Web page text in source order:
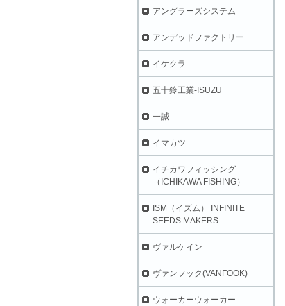
アングラーズシステム
アンデッドファクトリー
イケクラ
五十鈴工業-ISUZU
一誠
イマカツ
イチカワフィッシング
（ICHIKAWA FISHING）
ISM（イズム） INFINITE
SEEDS MAKERS
ヴァルケイン
ヴァンフック(VANFOOK)
ウォーカーウォーカー